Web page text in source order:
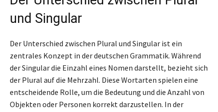
und Singular
Der Unterschied zwischen Plural und Singular ist ein
zentrales Konzept in der deutschen Grammatik. Während
der Singular die Einzahl eines Nomen darstellt, bezieht sich
der Plural auf die Mehrzahl. Diese Wortarten spielen eine
entscheidende Rolle, um die Bedeutung und die Anzahl von
Objekten oder Personen korrekt darzustellen. In der